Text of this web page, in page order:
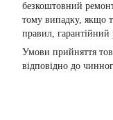
безкоштовний
тому випадку, якщо
правил, гарантійний
Умови прийняття
відповідно до